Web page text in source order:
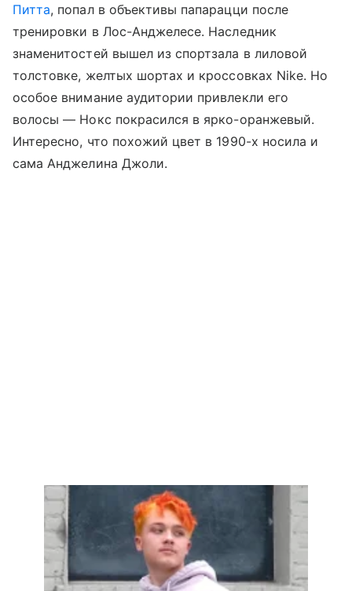
Питта, попал в объективы папарацци после
тренировки в Лос-Анджелесе. Наследник
знаменитостей вышел из спортзала в лиловой
толстовке, желтых шортах и кроссовках Nike. Но
особое внимание аудитории привлекли его
волосы — Нокс покрасился в ярко-оранжевый.
Интересно, что похожий цвет в 1990-х носила и
сама Анджелина Джоли.